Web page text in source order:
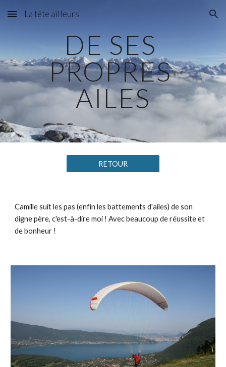
Skip to main content Skip to navigation
La tête ailleurs
DE SES
PROPRES
AILES
RETOUR
Camille suit les pas (enfin les battements d'ailes) de son
digne père, c'est-à-dire moi ! Avec beaucoup de réussite et
de bonheur !